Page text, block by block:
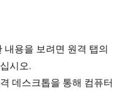
내용을 보려면 원격 탭의
시오.
데스크톱을 통해 컴퓨터